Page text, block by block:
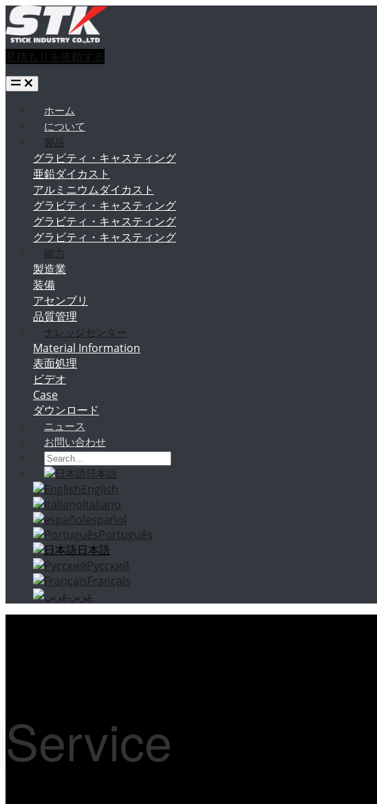
見積もりを依頼する
ホーム
について
製品
グラビティ・キャスティング
亜鉛ダイカスト
アルミニウムダイカスト
グラビティ・キャスティング
グラビティ・キャスティング
グラビティ・キャスティング
能力
製造業
装備
アセンブリ
品質管理
ナレッジセンター
Material Information
表面処理
ビデオ
Case
ダウンロード
ニュース
お問い合わせ
日本語
English
Italiano
español
Português
日本語
Русский
Français
عربي
Service